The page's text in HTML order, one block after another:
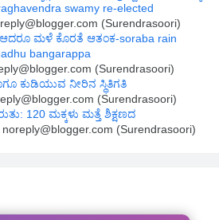
swamy re-elected
(Surendrasoori)
ಮಳೆ ಕೊರತೆ ಆತಂಕ-soraba rain
bangarappa
(Surendrasoori)
ಕುಡಿಯುವ ನೀರಿನ ಸ್ಥಿತಿಗತಿ
(Surendrasoori)
120 ಮಕ್ಕಳು ಮತ್ತೆ ಶಿಕ್ಷಣದ
noreply@blogger.com (Surendrasoori)